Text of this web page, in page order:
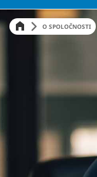
O SPOLOČNOSTI